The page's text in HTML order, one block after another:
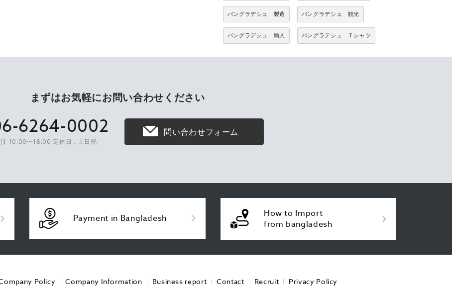
バングラデシュ 製造 バングラデシュ 観光
バングラデシュ 輸入 バングラデシュ Ｔシャツ
まずはお気軽にお問い合わせください
6264-0002
】10:00〜18:00 定休日：土日祝
問い合わせフォーム
Payment in Bangladesh
How to Import
from bangladesh
Policy Company Information Business report Contact Recruit Privacy Policy